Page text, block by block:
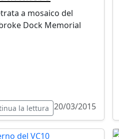
a mosaico del
Dock Memorial
la lettura 20/03/2015